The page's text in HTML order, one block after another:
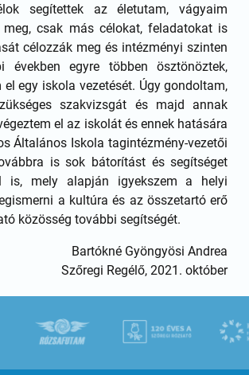
segítettek az életutam, vágyaim
csak más célokat, feladatokat is
célozzák meg és intézményi szinten
egyre többen ösztönöztek,
egy iskola vezetését. Úgy gondoltam,
szakvizsgát és majd annak
el az iskolát és ennek hatására
Általános Iskola tagintézmény-vezetői
is sok bátorítást és segítséget
is, mely alapján igyekszem a helyi
a kultúra és az összetartó erő
közösség további segítségét.
Bartókné Gyöngyösi Andrea
Szőregi Regélő, 2021. október